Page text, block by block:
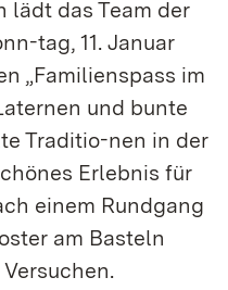
lädt das Team der
tag, 11. Januar
„Familienspass im
und bunte
Traditio-nen in der
Erlebnis für
einem Rundgang
am Basteln